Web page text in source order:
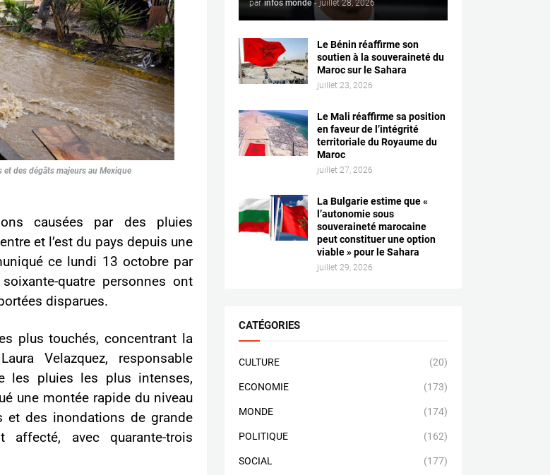
des dégâts majeurs au Mexique
causées par des pluies
et l’est du pays depuis une
ce lundi 13 octobre par
quatre personnes ont
disparues.
plus touchés, concentrant la
Velazquez, responsable
les pluies les plus intenses,
une montée rapide du niveau
et des inondations de grande
affecté, avec quarante-trois
par infos monde - juillet 28, 2026
Le Bénin réaffirme son
soutien à la souveraineté du
Maroc sur le Sahara
juillet 23, 2026
Le Mali réaffirme sa position
en faveur de l’intégrité
territoriale du Royaume du
Maroc
juillet 27, 2026
La Bulgarie estime que «
l’autonomie sous
souveraineté marocaine
peut constituer une option
viable » pour le Sahara
juillet 29, 2026
CATÉGORIES
CULTURE (20)
ECONOMIE (173)
MONDE (174)
POLITIQUE (162)
SOCIAL (177)